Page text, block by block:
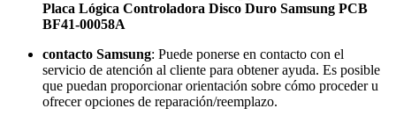
Placa Lógica Controladora Disco Duro Samsung PCB
BF41-00058A
contacto Samsung: Puede ponerse en contacto con el
servicio de atención al cliente para obtener ayuda. Es posible
que puedan proporcionar orientación sobre cómo proceder u
ofrecer opciones de reparación/reemplazo.